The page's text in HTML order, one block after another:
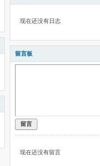
现在还没有日志
留言板
留言
现在还没有留言